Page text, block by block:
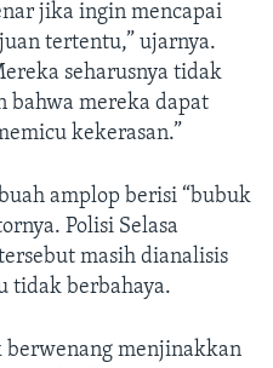
jika ingin mencapai
tertentu,” ujarnya.
seharusnya tidak
bahwa mereka dapat
kekerasan.”
amplop berisi “bubuk
Polisi Selasa
masih dianalisis
tidak berbahaya.
berwenang menjinakkan